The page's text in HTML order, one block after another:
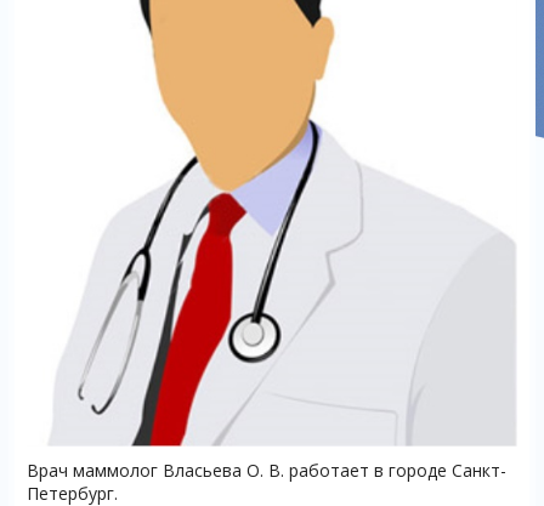
Врач маммолог Власьева О. В. работает в городе Санкт-
Петербург.